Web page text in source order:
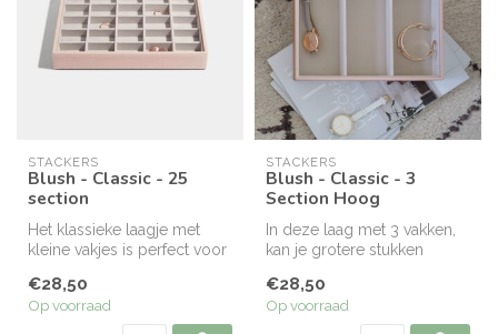
STACKERS
Blush - Classic - 25
section
Het klassieke laagje met
kleine vakjes is perfect voor
€28,50
Op voorraad
STACKERS
Blush - Classic - 3
Section Hoog
In deze laag met 3 vakken,
kan je grotere stukken
houder...
€28,50
Op voorraad